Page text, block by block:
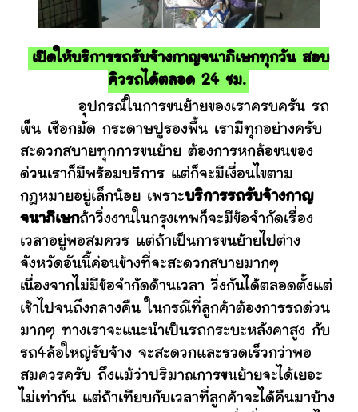
เปิดให้บริการรถรับจ้างกาญจนาภิเษกทุกวัน สอบ
คิวรถได้ตลอด 24 ชม.
อุปกรณ์ในการขนย้ายของเราครบครัน รถ
เข็น เชือกมัด กระดาษปูรองพื้น เรามีทุกอย่างครับ
สะดวกสบายทุกการขนย้าย ต้องการหกล้อขนของ
ด่วนเราก็มีพร้อมบริการ แต่ก็จะมีเงื่อนไขตาม
กฎหมายอยู่เล็กน้อย เพราะบริการรถรับจ้างกาญ
จนาภิเษกถ้าวิ่งงานในกรุงเทพก็จะมีข้อจำกัดเรื่อง
เวลาอยู่พอสมควร แต่ถ้าเป็นการขนย้ายไปต่าง
จังหวัดอันนี้ค่อนข้างที่จะสะดวกสบายมากๆ
เนื่องจากไม่มีข้อจำกัดด้านเวลา วิ่งกันได้ตลอดตั้งแต่
เช้าไปจนถึงกลางคืน ในกรณีที่ลูกค้าต้องการรถด่วน
มากๆ ทางเราจะแนะนำเป็นรถกระบะหลังคาสูง กับ
รถ4ล้อใหญ่รับจ้าง จะสะดวกและรวดเร็วกว่าพอ
สมควรครับ ถึงแม้ว่าปริมาณการขนย้ายจะได้เยอะ
ไม่เท่ากัน แต่ถ้าเทียบกับเวลาที่ลูกค้าจะได้คืนมาบ้าง